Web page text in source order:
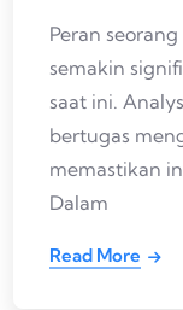
Peran
semakin
saat ini.
bertugas
memastikan
Dalam
Read More